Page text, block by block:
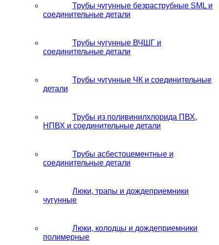
Трубы чугунные безраструбные SML и
соединительные детали
Трубы чугунные ВЧШГ и
соединительные детали
Трубы чугунные ЧК и соединительные
детали
Трубы из поливинилхлорида ПВХ,
НПВХ и соединительные детали
Трубы асбестоцементные и
соединительные детали
Люки, трапы и дождеприемники
чугунные
Люки, колодцы и дождеприемники
полимерные